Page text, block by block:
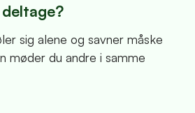
sig alene og savner måske
møder du andre i samme